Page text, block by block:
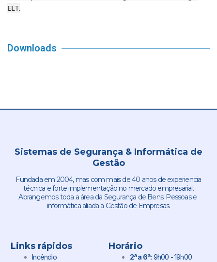
ELT.
Downloads
Sistemas de Segurança & Informática de
Gestão
Fundada em 2004, mas com mais de 40 anos de experiencia
técnica e forte implementação no mercado empresarial.
Abrangemos toda a área da Segurança de Bens. Pessoas e
informática aliada a Gestão de Empresas.
Links rápidos
Incêndio
Horário
2ª a 6ª: 9h00 - 19h00